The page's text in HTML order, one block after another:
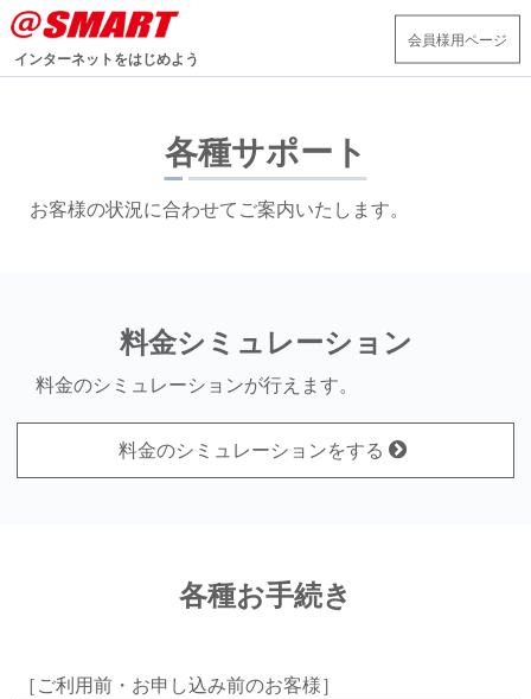
インターネットをはじめよう
会員様用ページ
各種サポート
お客様の状況に合わせてご案内いたします。
料金シミュレーション
料金のシミュレーションが行えます。
料金のシミュレーションをする
各種お手続き
［ご利用前・お申し込み前のお客様］